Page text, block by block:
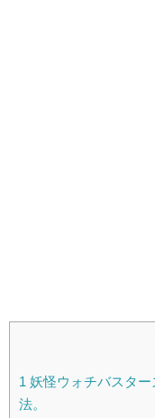
1 妖怪ウォチバスタ
法。